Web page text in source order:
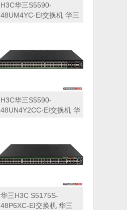
H3C华三S5590-
48UM4YC-EI交换机 华三
H3C华三S5590-
48UN4Y2CC-EI交换机 华
华三H3C S5175S-
48P6XC-EI交换机 华三